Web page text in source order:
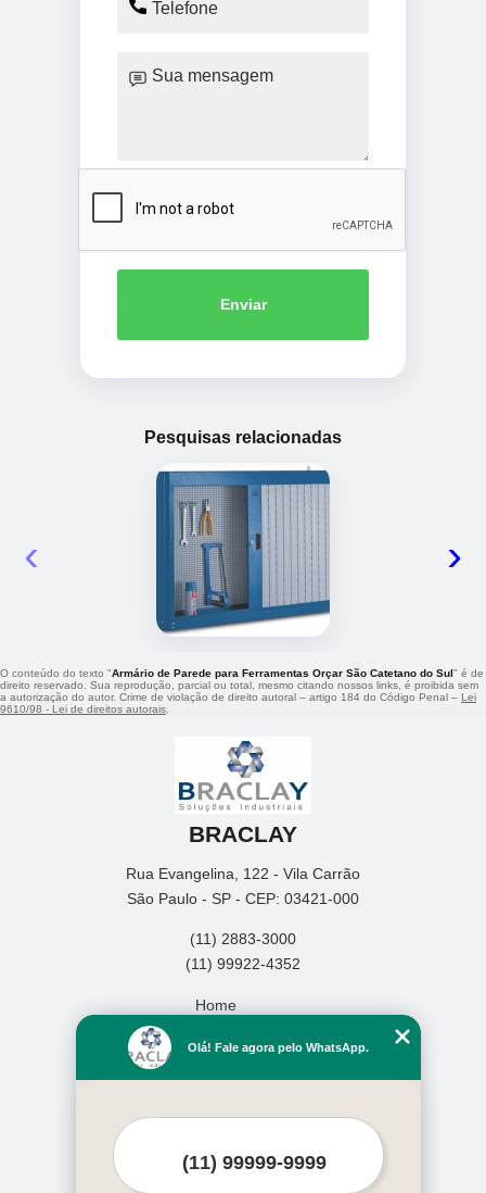
Enviar
Pesquisas relacionadas
‹ ›
O conteúdo do texto "Armário de Parede para Ferramentas Orçar São Catetano do Sul" é de
direito reservado. Sua reprodução, parcial ou total, mesmo citando nossos links, é proibida sem
a autorização do autor. Crime de violação de direito autoral – artigo 184 do Código Penal – Lei
9610/98 - Lei de direitos autorais
BRACLAY
Rua Evangelina, 122 - Vila Carrão
São Paulo - SP - CEP: 03421-000
(11) 2883-3000
(11) 99922-4352
Home
Missão
Produtos
Mapa do site
Olá! Fale agora pelo WhatsApp.